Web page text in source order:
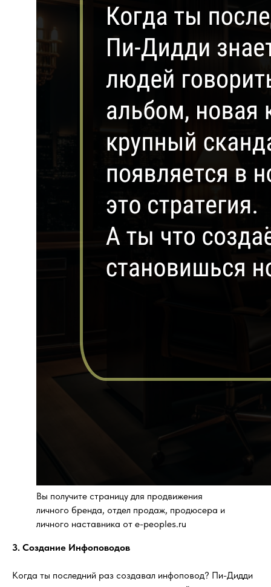
Вы получите страницу для продвижения
личного бренда, отдел продаж, продюсера и
личного наставника от e-peoples.ru
3. Создание Инфоповодов
Когда ты последний раз создавал инфоповод? Пи-Дидди